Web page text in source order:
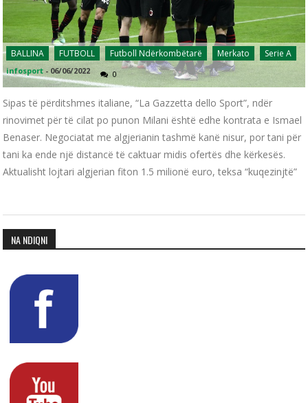
BALLINA FUTBOLL Futboll Ndërkombëtarë Merkato Serie A
infosport - 06/06/2022 0
Sipas të përditshmes italiane, “La Gazzetta dello Sport”, ndër
rinovimet për të cilat po punon Milani është edhe kontrata e Ismael
Benaser. Negociatat me algjerianin tashmë kanë nisur, por tani për
tani ka ende një distancë të caktuar midis ofertës dhe kërkesës.
Aktualisht lojtari algjerian fiton 1.5 milionë euro, teksa “kuqezinjtë”
NA NDIQNI